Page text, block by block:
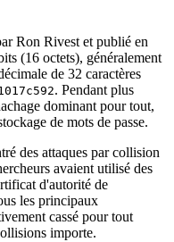
Ron Rivest et publié en
(16 octets), généralement
de 32 caractères
. Pendant plus
dominant pour tout,
de mots de passe.
des attaques par collision
avaient utilisé des
d'autorité de
les principaux
cassé pour tout
importe.